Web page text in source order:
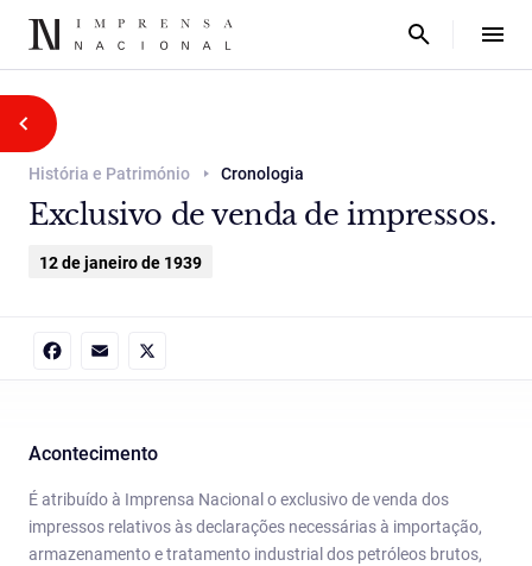
História e Património Cronologia
Exclusivo de venda de impressos.
12 de janeiro de 1939
Acontecimento
É atribuído à Imprensa Nacional o exclusivo de venda dos
impressos relativos às declarações necessárias à importação,
armazenamento e tratamento industrial dos petróleos brutos,